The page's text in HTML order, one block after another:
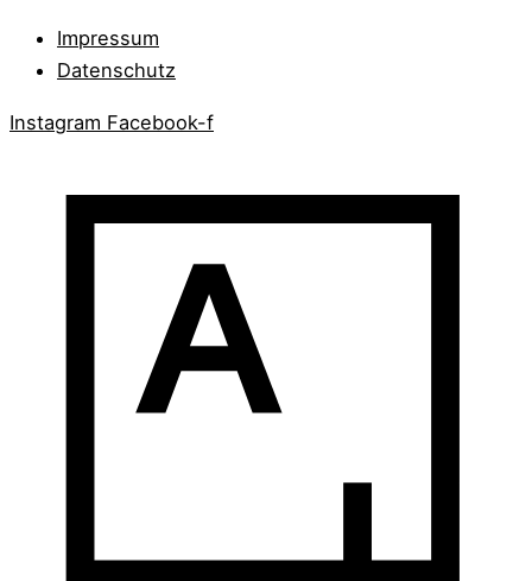
Impressum
Datenschutz
Instagram Facebook-f